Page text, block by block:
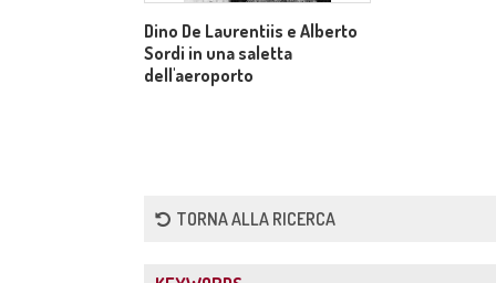
Dino De Laurentiis e Alberto
Sordi in una saletta
dell'aeroporto
TORNA ALLA RICERCA